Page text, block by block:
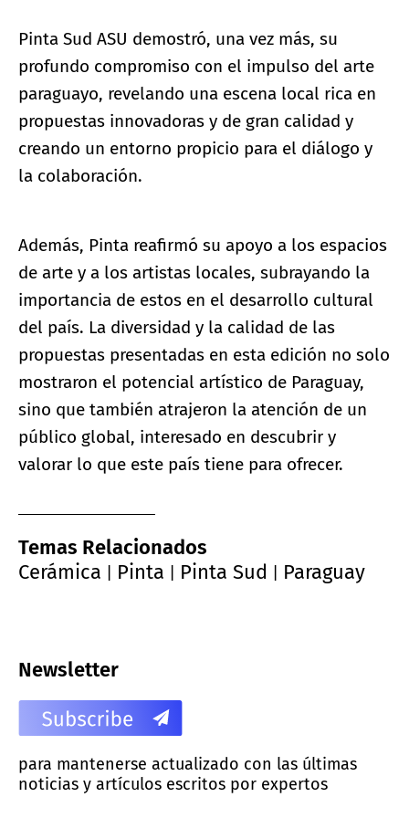
Pinta Sud ASU demostró, una vez más, su
profundo compromiso con el impulso del arte
paraguayo, revelando una escena local rica en
propuestas innovadoras y de gran calidad y
creando un entorno propicio para el diálogo y
la colaboración.
Además, Pinta reafirmó su apoyo a los espacios
de arte y a los artistas locales, subrayando la
importancia de estos en el desarrollo cultural
del país. La diversidad y la calidad de las
propuestas presentadas en esta edición no solo
mostraron el potencial artístico de Paraguay,
sino que también atrajeron la atención de un
público global, interesado en descubrir y
valorar lo que este país tiene para ofrecer.
Temas Relacionados
Cerámica
Pinta Pinta Sud Paraguay
Newsletter
para mantenerse actualizado con las últimas
noticias y artículos escritos por expertos